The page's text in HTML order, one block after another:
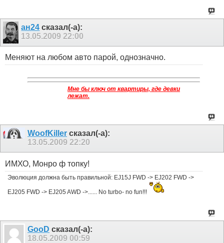
ан24 сказал(-а):
13.05.200922:00
Меняют на любом авто парой, однозначно.
Мне бы ключ от квартиры, где девки
лежат.
WoofKiller сказал(-а):
13.05.2009 22:20
ИМХО, Монро ф топку!
Эволюция должна быть правильной: EJ15J FWD -> EJ202 FWD ->
EJ205 FWD -> EJ205 AWD ->...... No turbo- no fun!!!
GooD сказал(-а):
18.05.2009 00:59